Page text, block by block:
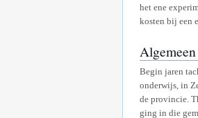
het ene
kosten bij een
Begin jaren
onderwijs, in
de provincie.
ging in die